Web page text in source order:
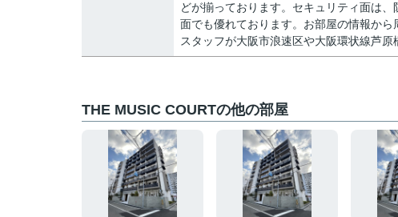
どが揃っております。セキュリティ面は
面でも優れております。お部屋の情報か
スタッフが大阪市浪速区や大阪環状線芦原
THE MUSIC COURTの他の部屋